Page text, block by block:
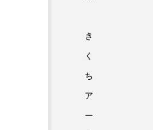
き
く
ち
ア
ー